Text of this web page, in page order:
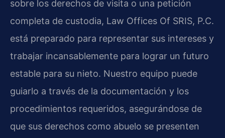
sobre los derechos de visita o una petición
completa de custodia, Law Offices Of SRIS, P.C.
está preparado para representar sus intereses y
trabajar incansablemente para lograr un futuro
estable para su nieto. Nuestro equipo puede
guiarlo a través de la documentación y los
procedimientos requeridos, asegurándose de
que sus derechos como abuelo se presenten